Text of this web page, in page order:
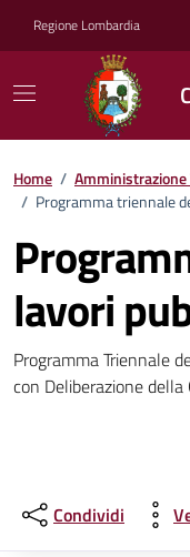
Regione Lombardia
Home /
/ Programma triennale
lavori
Programma Triennale
con Deliberazione
Condividi